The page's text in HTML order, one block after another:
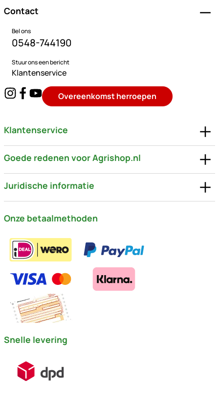
Contact
Bel ons
0548-744190
Stuur ons een bericht
Klantenservice
Overeenkomst herroepen
Klantenservice
Goede redenen voor Agrishop.nl
Juridische informatie
Onze betaalmethoden
Snelle levering